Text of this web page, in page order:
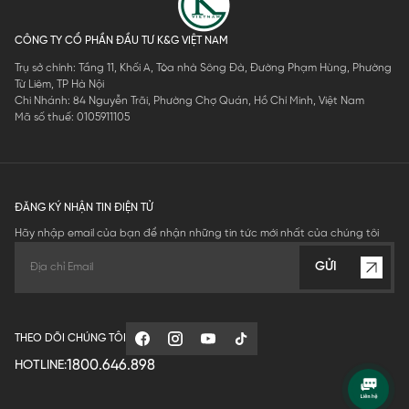
CÔNG TY CỔ PHẦN ĐẦU TƯ K&G VIỆT NAM
Trụ sở chính: Tầng 11, Khối A, Tòa nhà Sông Đà, Đường Phạm Hùng, Phường
Từ Liêm, TP Hà Nội
Chi Nhánh: 84 Nguyễn Trãi, Phường Chợ Quán, Hồ Chí Minh, Việt Nam
Mã số thuế: 0105911105
ĐĂNG KÝ NHẬN TIN ĐIỆN TỬ
Hãy nhập email của bạn để nhận những tin tức mới nhất của chúng tôi
GỬI
THEO DÕI CHÚNG TÔI
HOTLINE:1800.646.898